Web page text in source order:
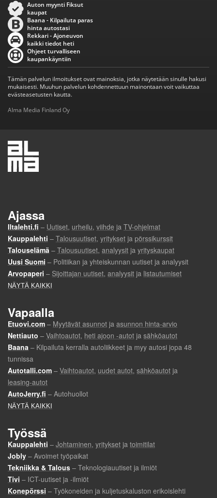
Auton myynti Fiksut
kaupat
Baana - Kilpailuta paras
hinta autostasi
Rekkari - Ajoneuvon
kaikki tiedot heti
Ohjeet turvalliseen
kaupankäyntiin
Tämän palvelun ilmoitukset ovat mainoksia, jotka näytetään sinulle hakusi
mukaisesti. Muuhun palvelun kohdennettuun mainontaan voit vaikuttaa
evästeasetusten kautta.
Alma Media Finland Oy